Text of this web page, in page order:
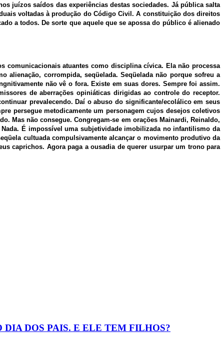
juízos saídos das experiências destas sociedades. Já pública salta
voltadas à produção do Código Civil. A constituição dos direitos
a todos. De sorte que aquele que se apossa do público é alienado
comunicacionais atuantes como disciplina cívica. Ela não processa
alienação, corrompida, seqüelada. Seqüelada não porque sofreu a
não vê o fora. Existe em suas dores. Sempre foi assim.
de aberrações opiniáticas dirigidas ao controle do receptor.
prevalecendo. Daí o abuso do significante/ecolálico em seus
persegue metodicamente um personagem cujos desejos coletivos
Mas não consegue. Congregam-se em orações Mainardi, Reinaldo,
É impossível uma subjetividade imobilizada no infantilismo da
cultuada compulsivamente alcançar o movimento produtivo da
caprichos. Agora paga a ousadia de querer usurpar um trono para
DOS PAIS. E ELE TEM FILHOS?